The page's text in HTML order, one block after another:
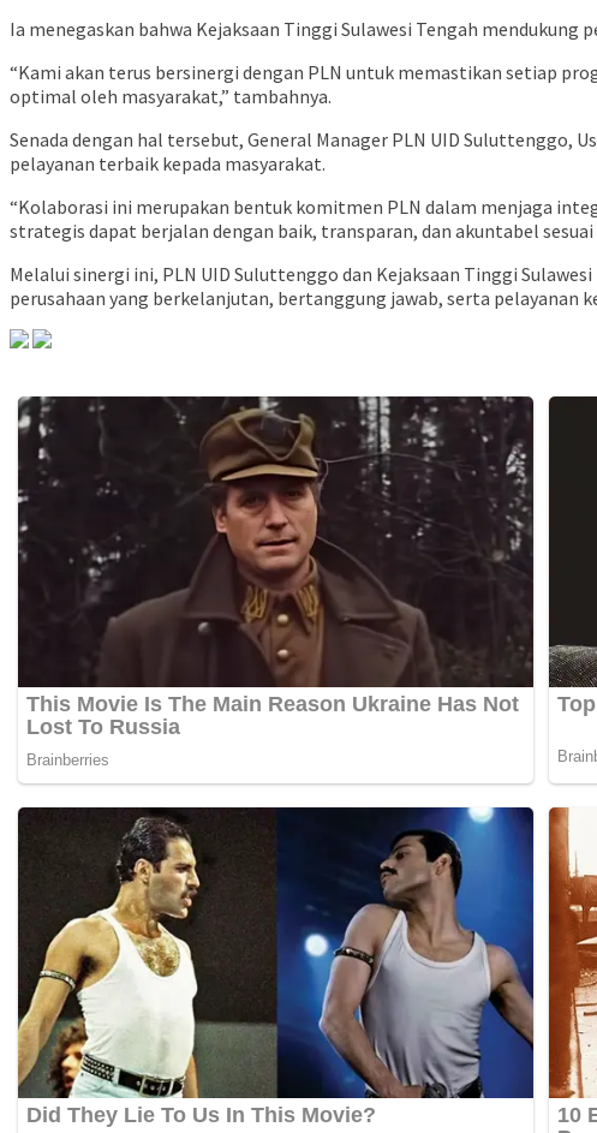
Ia menegaskan bahwa Kejaksaan Tinggi Sulawesi Tengah
“Kami akan terus bersinergi dengan PLN untuk memastikan setiap
optimal oleh masyarakat,” tambahnya.
Senada dengan hal tersebut, General Manager PLN UID
pelayanan terbaik kepada masyarakat.
“Kolaborasi ini merupakan bentuk komitmen PLN dalam menjaga
strategis dapat berjalan dengan baik, transparan, dan akuntabel
Melalui sinergi ini, PLN UID Suluttenggo dan Kejaksaan Tinggi
perusahaan yang berkelanjutan, bertanggung jawab, serta pelayanan